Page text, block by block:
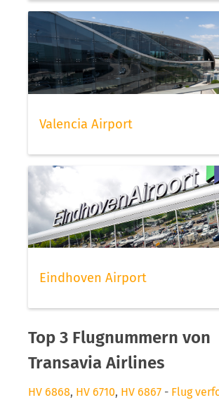
Valencia Airport
Eindhoven Airport
Top 3 Flugnummern von
Transavia Airlines
HV 6868, HV 6710, HV 6867 - Flug